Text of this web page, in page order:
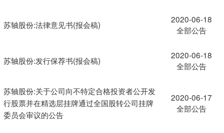
苏轴股份:法律意见书(报会稿)
2020-06-18
全部公告
苏轴股份:发行保荐书(报会稿)
2020-06-18
全部公告
苏轴股份:关于公司向不特定合格投资者公开发
行股票并在精选层挂牌通过全国股转公司挂牌
委员会审议的公告
2020-06-17
全部公告